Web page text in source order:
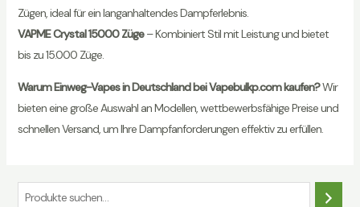
Zügen, ideal für ein langanhaltendes Dampferlebnis.
VAPME Crystal 15000 Züge– Kombiniert Stil mit Leistung und bietet
bis zu 15.000 Züge.
Warum Einweg-Vapes in Deutschland bei Vapebulkp.com kaufen?Wir
bieten eine große Auswahl an Modellen, wettbewerbsfähige Preise und
schnellen Versand, um Ihre Dampfanforderungen effektiv zu erfüllen.